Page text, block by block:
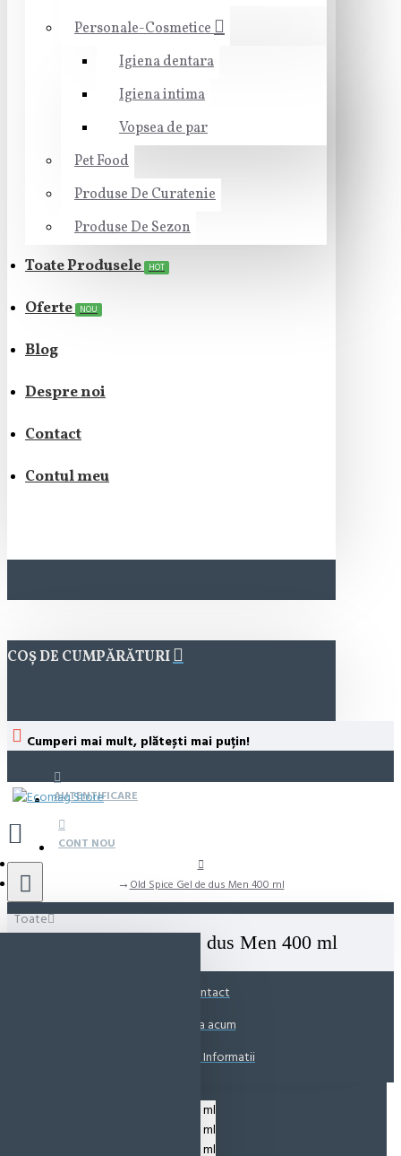
Personale-Cosmetice
Igiena dentara
Igiena intima
Vopsea de par
Pet Food
Produse De Curatenie
Produse De Sezon
Toate Produsele HOT
Oferte NOU
Blog
Despre noi
Contact
Contul meu
COȘ DE CUMPĂRĂTURI
Cumperi mai mult, plătești mai puțin!
AUTENTIFICARE
CONT NOU
Toate
Old Spice Gel de dus Men 400 ml
Old Spice Gel de dus Men 400 ml
Contact
Suna acum
Solicita Informatii